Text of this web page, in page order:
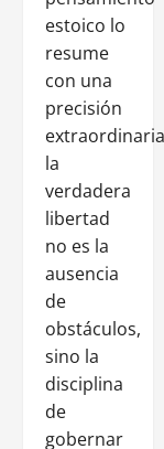
estoico lo
resume
con una
precisión
la
verdadera
libertad
no es la
ausencia
de
obstáculos,
sino la
disciplina
de
gobernar